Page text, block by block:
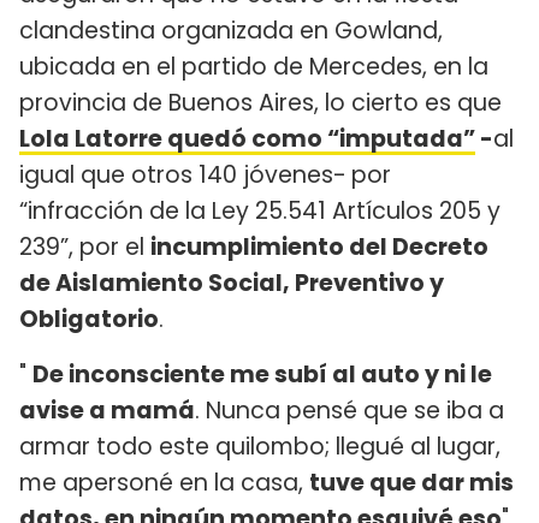
clandestina organizada en Gowland,
ubicada en el partido de Mercedes, en la
provincia de Buenos Aires, lo cierto es que
Lola Latorre quedó como “imputada”-al
igual que otros 140 jóvenes- por
“infracción de la Ley 25.541 Artículos 205 y
239”, por el incumplimiento del Decreto
de Aislamiento Social, Preventivo y
Obligatorio.
" De inconsciente me subí al auto y ni le
avise a mamá. Nunca pensé que se iba a
armar todo este quilombo; llegué al lugar,
me apersoné en la casa, tuve que dar mis